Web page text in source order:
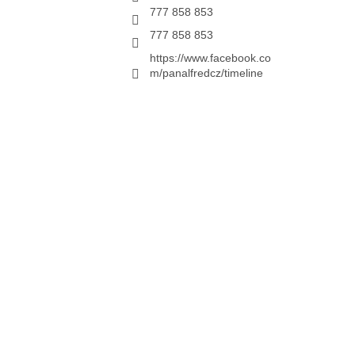
777 858 853
777 858 853
https://www.facebook.co
m/panalfredcz/timeline